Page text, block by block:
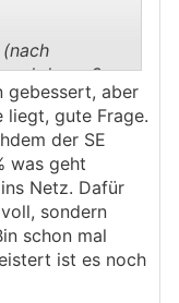
3
einen
🙈- Fuehl Dich
Servicecase
und ich
gebessert, aber
gute Frage.
der SE
was geht
Netz. Dafür
sondern
schon mal
ist es noch